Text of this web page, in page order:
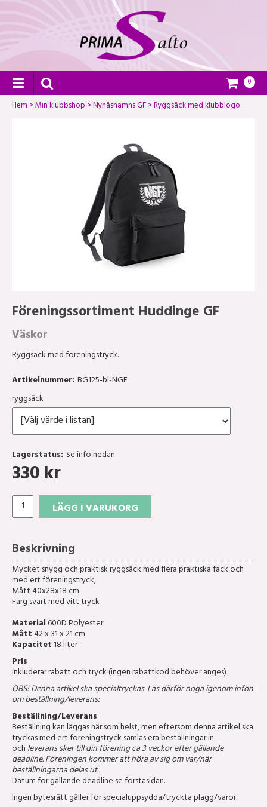
0
Hem >Min klubbshop >Nynäshamns GF>Ryggsäck med klubblogo
Föreningssortiment Huddinge GF
Väskor
Ryggsäck med föreningstryck.
Artikelnummer: BG125-bl-NGF
ryggsäck
Lagerstatus: Se info nedan
330kr
LÄGG I VARUKORG
Beskrivning
Mycket snygg och praktisk ryggsäck med flera praktiska fack och
med ert föreningstryck,
Mått 40x28x18 cm
Färg svart med vitt tryck
Material600D Polyester
Mått42 x 31 x 21 cm
Kapacitet18 liter
Pris
inkluderar rabatt och tryck (ingen rabattkod behöver anges)
OBS! Denna artikel ska specialtryckas. Läs därför noga igenom infon
om beställning/leverans:
Beställning/Leverans
Beställning kan läggas när som helst, men eftersom denna artikel ska
tryckas med ert föreningstryck samlas era beställningar in
ochleverans sker till din förening ca 3 veckor efter gällande
deadline. Föreningen kommer att höra av sig om var/när
beställningarna delas ut.
Datum för gällande deadline se förstasidan.
Ingen bytesrätt gäller för specialuppsydda/tryckta plagg/varor.